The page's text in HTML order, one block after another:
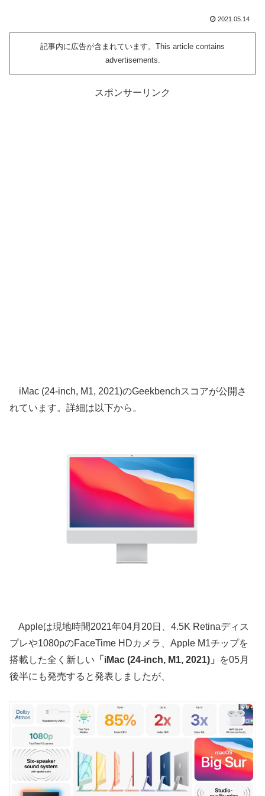
2021.05.14
記事内に広告が含まれています。This article contains
advertisements.
スポンサーリンク
iMac (24-inch, M1, 2021)のGeekbenchスコアが公開さ
れています。詳細は以下から。
Appleは現地時間2021年04月20日、4.5K Retinaディス
プレや1080pのFaceTime HDカメラ、Apple M1チップを
搭載した全く新しい 「iMac (24-inch, M1, 2021)」
を05月
後半にも発売すると発表しましたが、